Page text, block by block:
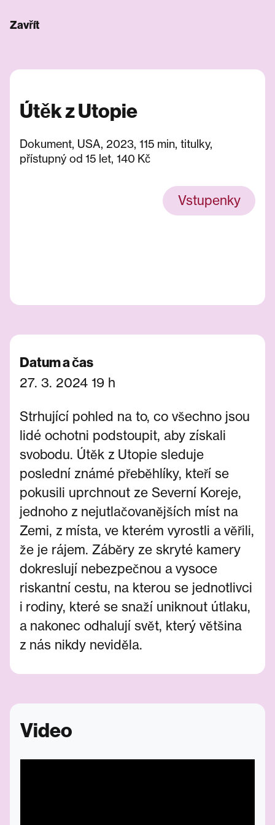
Zavřít
Útěk z Utopie
Dokument, USA, 2023, 115 min, titulky,
přístupný od 15 let, 140 Kč
Vstupenky
Datum a čas
27. 3. 2024 19 h
Strhující pohled na to, co všechno jsou
lidé ochotni podstoupit, aby získali
svobodu. Útěk z Utopie sleduje
poslední známé přeběhlíky, kteří se
pokusili uprchnout ze Severní Koreje,
jednoho z nejutlačovanějších míst na
Zemi, z místa, ve kterém vyrostli a věřili,
že je rájem. Záběry ze skryté kamery
dokreslují nebezpečnou a vysoce
riskantní cestu, na kterou se jednotlivci
i rodiny, které se snaží uniknout útlaku,
a nakonec odhalují svět, který většina
z nás nikdy neviděla.
Video